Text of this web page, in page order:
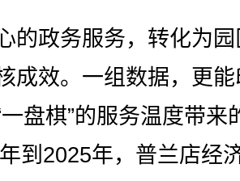
政务服务，转化为园
成效。一组数据，更
盘棋”的服务温度带来
到2025年，普兰店经